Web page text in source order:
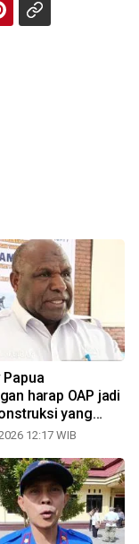
harap OAP jadi
yang
12:17 WIB